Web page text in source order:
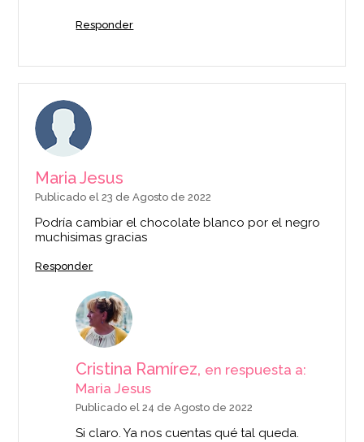
Responder
Maria Jesus
Publicado el 23 de Agosto de 2022
Podría cambiar el chocolate blanco por el negro
muchisimas gracias
Responder
Cristina Ramírez, en respuesta a:
Maria Jesus
Publicado el 24 de Agosto de 2022
Si claro. Ya nos cuentas qué tal queda.